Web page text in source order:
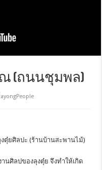
(ถนนชุมพล)
ยศิลปะ (ร้านบ้านสะพานไม้)
นศิลปของลุงตุ๋ย จึงทำให้เกิด